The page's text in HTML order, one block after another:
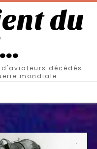
du
d'aviateurs décédés
mondiale